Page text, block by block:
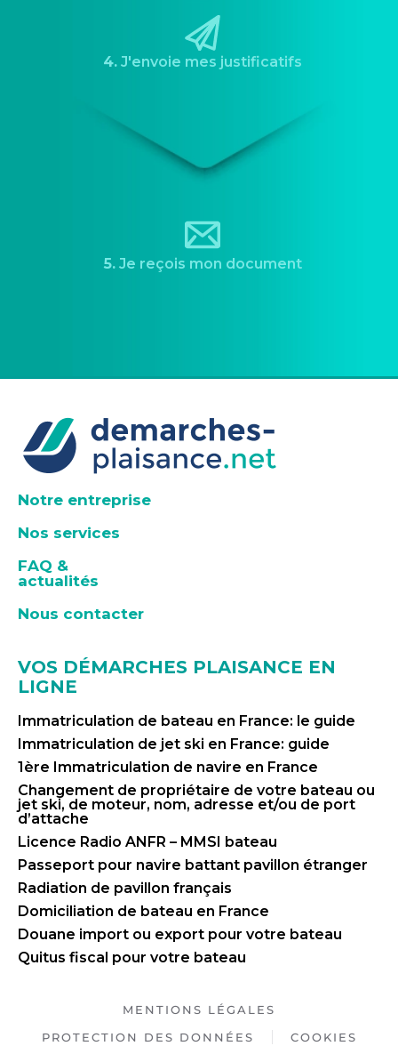
4. J'envoie mes justificatifs
5.Je reçois mon document
Notre entreprise
Nos services
FAQ &
actualités
Nous contacter
VOS DÉMARCHES PLAISANCE EN
LIGNE
Immatriculation de bateau en France: le guide
Immatriculation de jet ski en France: guide
1ère Immatriculation de navire en France
Changement de propriétaire de votre bateau ou
jet ski, de moteur, nom, adresse et/ou de port
d’attache
Licence Radio ANFR – MMSI bateau
Passeport pour navire battant pavillon étranger
Radiation de pavillon français
Domiciliation de bateau en France
Douane import ou export pour votre bateau
Quitus fiscal pour votre bateau
MENTIONS LÉGALES
PROTECTION DES DONNÉES
COOKIES